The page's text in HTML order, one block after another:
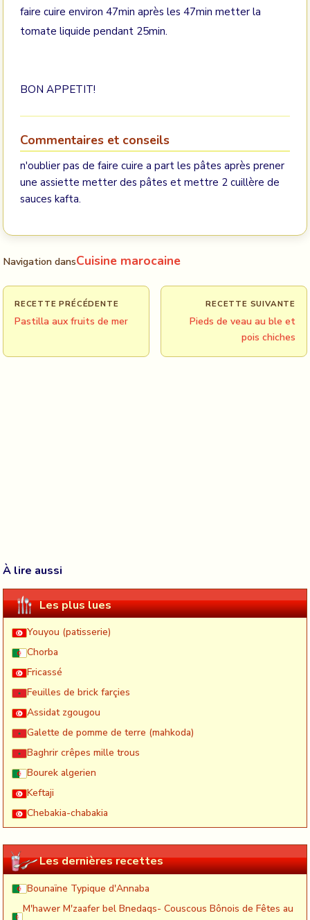
faire cuire environ 47min après les 47min metter la
tomate liquide pendant 25min.
BON APPETIT!
Commentaires et conseils
n'oublier pas de faire cuire a part les pâtes après prener
une assiette metter des pâtes et mettre 2 cuillère de
sauces kafta.
Navigation dansCuisine marocaine
RECETTE PRÉCÉDENTE
Pastilla aux fruits de mer
RECETTE SUIVANTE
Pieds de veau au ble et
pois chiches
À lire aussi
Les plus lues
Youyou (patisserie)
Chorba
Fricassé
Feuilles de brick farçies
Assidat zgougou
Galette de pomme de terre (mahkoda)
Baghrir crêpes mille trous
Bourek algerien
Keftaji
Chebakia-chabakia
Les dernières recettes
Bounaïne Typique d'Annaba
M'hawer M'zaafer bel Bnedaqs- Couscous Bônois de Fêtes au